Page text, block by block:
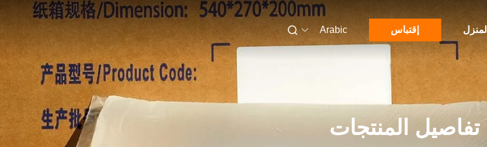
المنزل إقتباس Arabic
تفاصيل المنتجات